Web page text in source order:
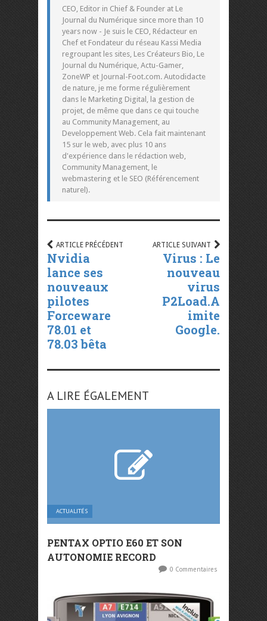
CEO, Editor in Chief & Founder at Le
Journal du Numérique since more than 10
years now - Je suis le CEO, Rédacteur en
Chef et Fondateur du réseau Kassi Media
regroupant les sites, Les Créateurs Bio, Le
Journal du Numérique, Actu-Gamer,
ZoneWP et Journal-Foot.com. Autodidacte
de nature, je me forme régulièrement
dans le Marketing Digital, la gestion de
projet, de même que dans ce qui touche
au Community Management, au
Developpement Web. Cela fait maintenant
15 sur le web, avec plus 10 ans
d'expérience dans le rédaction web,
Community Management, le
webmastering et le SEO (Référencement
naturel).
ARTICLE PRÉCÉDENT
Nvidia
lance ses
nouveaux
pilotes
Forceware
78.01 et
78.03 bêta
ARTICLE SUIVANT
Virus : Le
nouveau
virus
P2Load.A
imite
Google.
A LIRE ÉGALEMENT
ACTUALITÉS
PENTAX OPTIO E60 ET SON
AUTONOMIE RECORD
0 Commentaires